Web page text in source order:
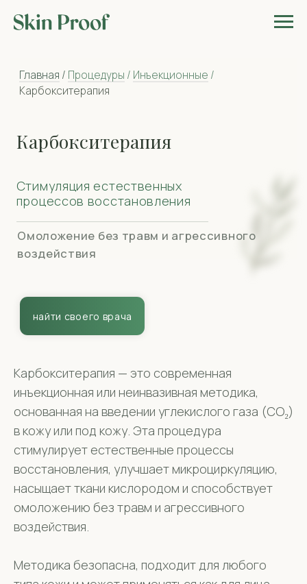
Карбокситерапия
Стимуляция естественных
процессов восстановления
воздействия
Карбокситерапия — это современная
инъекционная или неинвазивная методика,
основанная на введении углекислого газа (CO₂)
в кожу или под кожу. Эта процедура
стимулирует естественные процессы
восстановления, улучшает микроциркуляцию,
насыщает ткани кислородом и способствует
омоложению без травм и агрессивного
воздействия.
Методика безопасна, подходит для любого